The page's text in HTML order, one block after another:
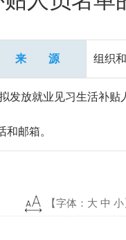
来 源 组织
发放就业见习生活补贴
邮箱。
【字体： 大 中 小